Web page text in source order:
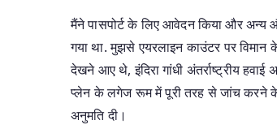
मैंने पासपोर्ट के लिए आवेदन किया और अन्य
गया था. मुझसे एयरलाइन काउंटर पर विमान
देखने आए थे, इंदिरा गांधी अंतर्राष्ट्रीय
प्लेन के लगेज रूम में पूरी तरह से जांच करने के
अनुमति दी।